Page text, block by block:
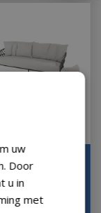
met
uitverkocht!
uw
Door
u in
met